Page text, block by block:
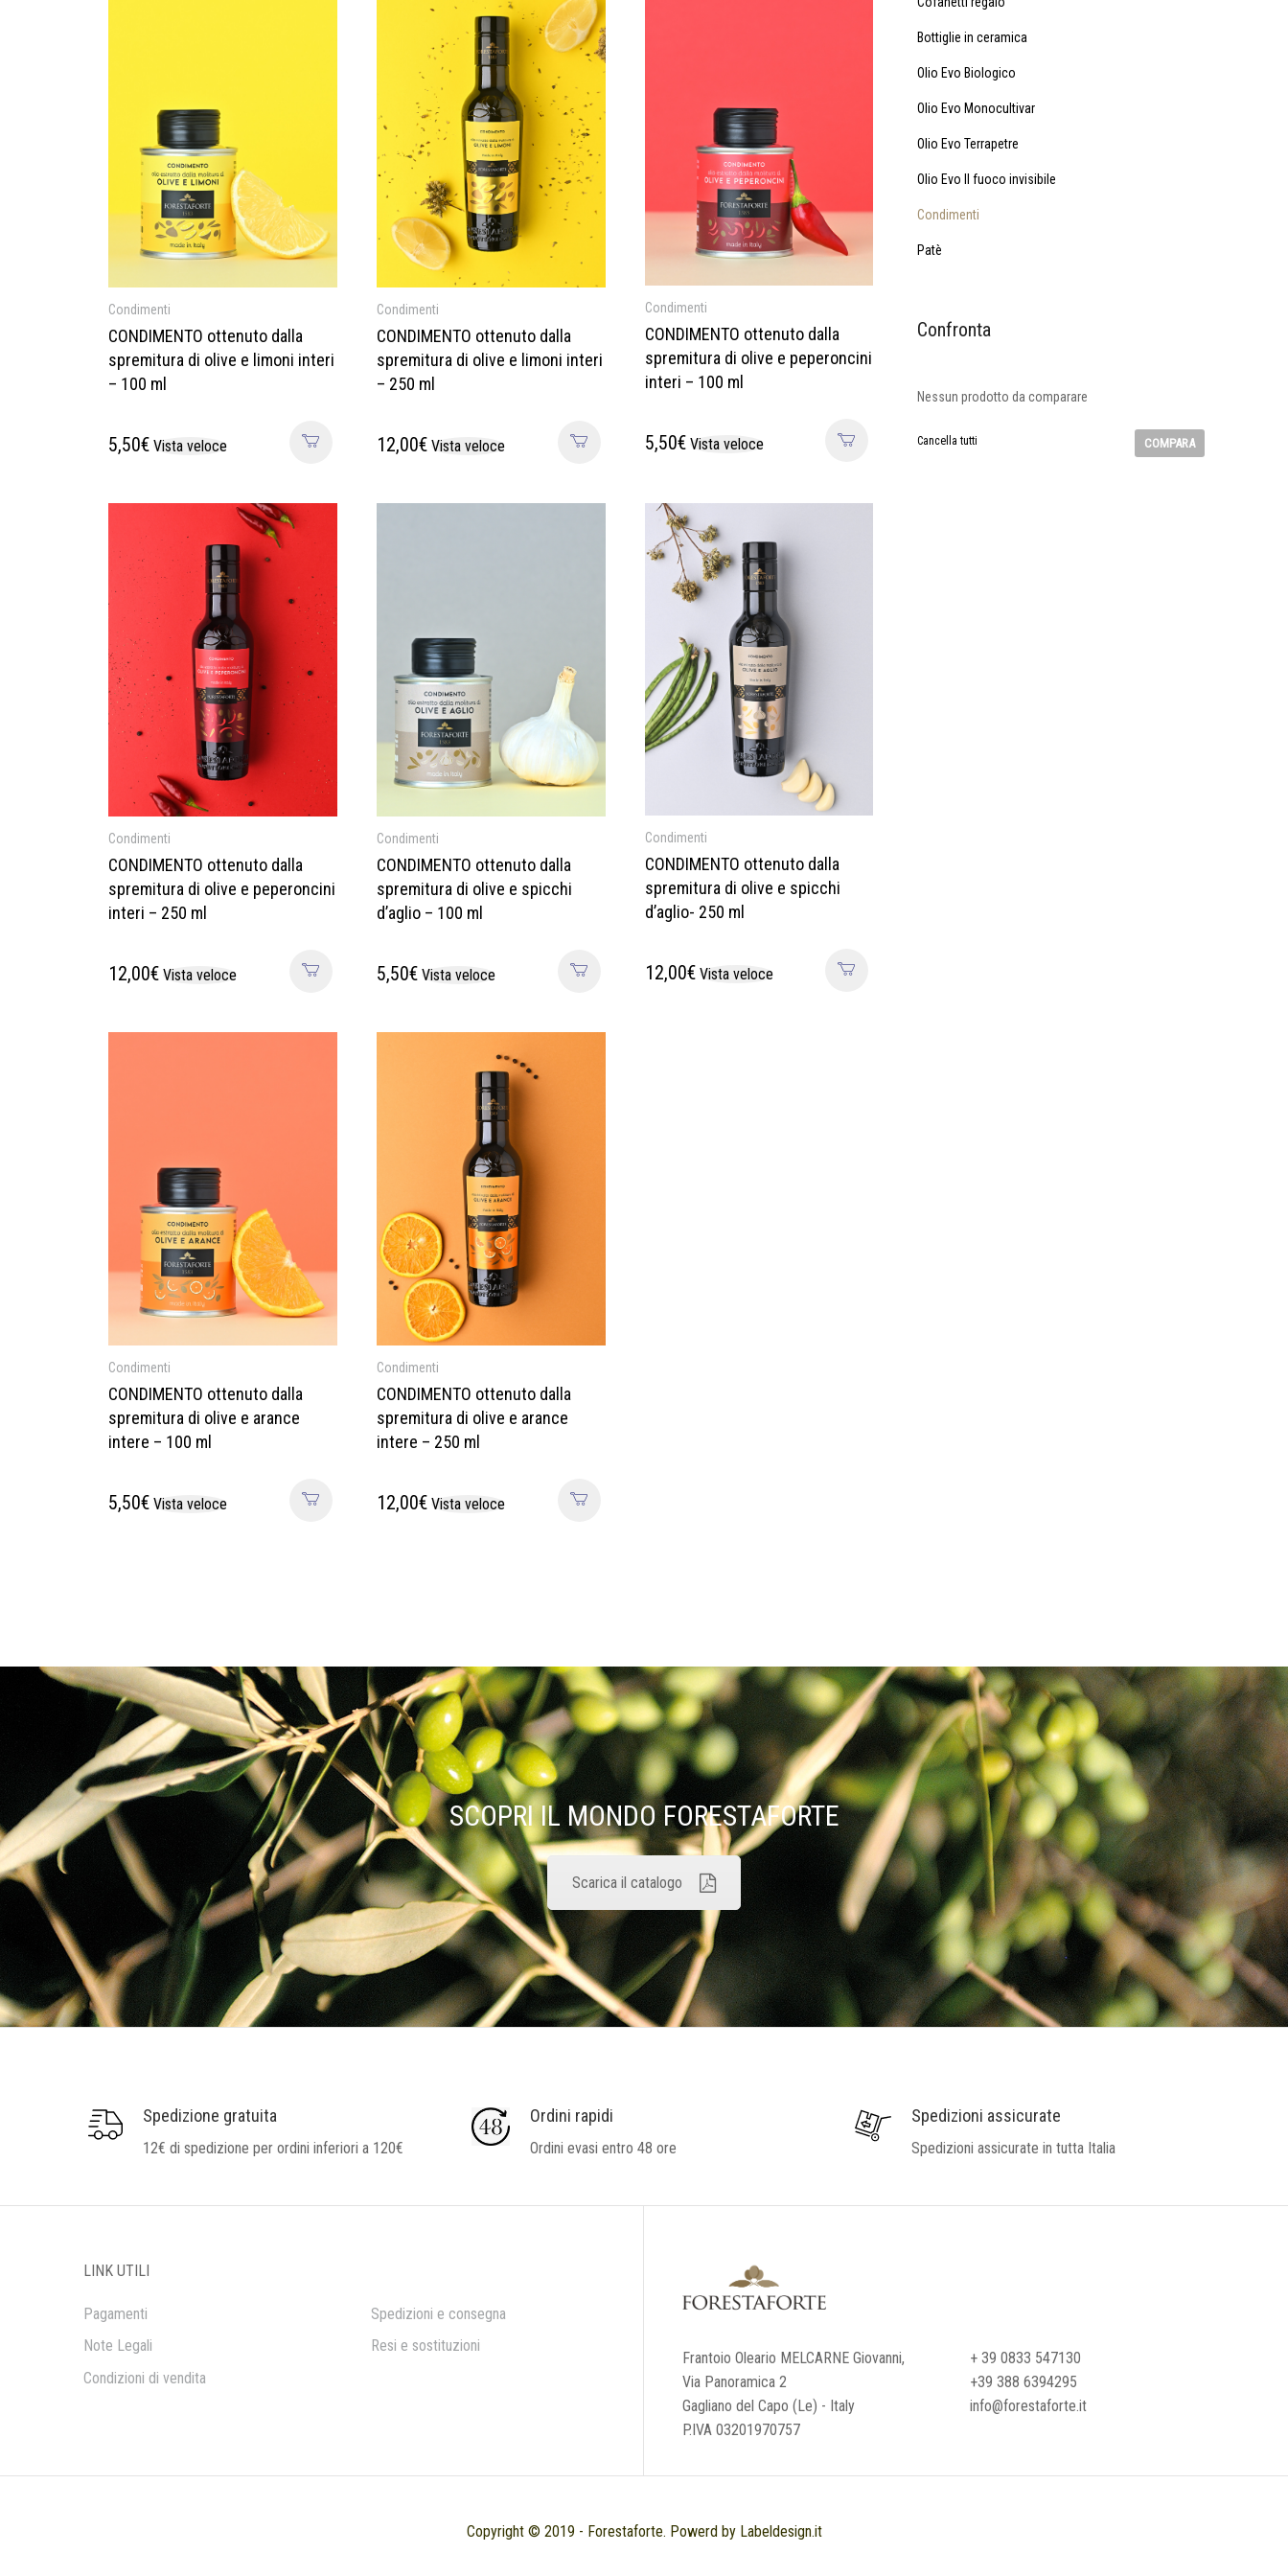
Condimenti
CONDIMENTO ottenuto dalla
spremitura di olive e limoni interi
– 100 ml
5,50€ Vista veloce
Condimenti
CONDIMENTO ottenuto dalla
spremitura di olive e limoni interi
– 250 ml
12,00€ Vista veloce
Condimenti
CONDIMENTO ottenuto dalla
spremitura di olive e peperoncini
interi – 100 ml
5,50€ Vista veloce
Condimenti
CONDIMENTO ottenuto dalla
spremitura di olive e peperoncini
interi – 250 ml
12,00€ Vista veloce
Condimenti
CONDIMENTO ottenuto dalla
spremitura di olive e spicchi
d’aglio – 100 ml
5,50€ Vista veloce
Condimenti
CONDIMENTO ottenuto dalla
spremitura di olive e spicchi
d’aglio- 250 ml
12,00€ Vista veloce
Condimenti
CONDIMENTO ottenuto dalla
spremitura di olive e arance
intere – 100 ml
5,50€ Vista veloce
Condimenti
CONDIMENTO ottenuto dalla
spremitura di olive e arance
intere – 250 ml
12,00€ Vista veloce
Bottiglie in ceramica
Olio Evo Biologico
Olio Evo Monocultivar
Olio Evo Terrapetre
Olio Evo Il fuoco invisibile
Condimenti
Patè
Confronta
Nessun prodotto da comparare
Cancella tutti COMPARA
SCOPRI IL MONDO FORESTAFORTE
Scarica il catalogo
Spedizione gratuita
12€ di spedizione per ordini inferiori a 120€
Ordini rapidi
Ordini evasi entro 48 ore
Spedizioni assicurate
Spedizioni assicurate in tutta Italia
LINK UTILI
Pagamenti
Note Legali
Condizioni di vendita
Spedizioni e consegna
Resi e sostituzioni
Frantoio Oleario MELCARNE Giovanni,
Via Panoramica 2
Gagliano del Capo (Le) - Italy
P.IVA 03201970757
+ 39 0833 547130
+39 388 6394295
info@forestaforte.it
Copyright © 2019 - Forestaforte. Powerd by Labeldesign.it